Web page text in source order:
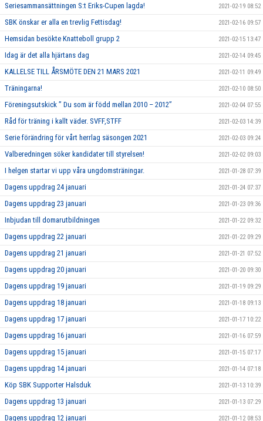
Seriesammansättningen S:t Eriks-Cupen lagda! 2021-02-19 08:52
SBK önskar er alla en trevlig Fettisdag! 2021-02-16 09:57
Hemsidan besökte Knatteboll grupp 2 2021-02-15 13:47
Idag är det alla hjärtans dag 2021-02-14 09:45
KALLELSE TILL ÅRSMÖTE DEN 21 MARS 2021 2021-02-11 09:49
Träningarna! 2021-02-10 08:50
Föreningsutskick ” Du som är född mellan 2010 – 2012” 2021-02-04 07:55
Råd för träning i kallt väder. SVFF,STFF 2021-02-03 14:39
Serie förändring för vårt herrlag säsongen 2021 2021-02-03 09:24
Valberedningen söker kandidater till styrelsen! 2021-02-02 09:03
I helgen startar vi upp våra ungdomsträningar. 2021-01-28 07:39
Dagens uppdrag 24 januari 2021-01-24 07:37
Dagens uppdrag 23 januari 2021-01-23 09:36
Inbjudan till domarutbildningen 2021-01-22 09:32
Dagens uppdrag 22 januari 2021-01-22 09:29
Dagens uppdrag 21 januari 2021-01-21 07:52
Dagens uppdrag 20 januari 2021-01-20 09:30
Dagens uppdrag 19 januari 2021-01-19 09:29
Dagens uppdrag 18 januari 2021-01-18 09:13
Dagens uppdrag 17 januari 2021-01-17 10:22
Dagens uppdrag 16 januari 2021-01-16 07:59
Dagens uppdrag 15 januari 2021-01-15 07:17
Dagens uppdrag 14 januari 2021-01-14 07:18
Köp SBK Supporter Halsduk 2021-01-13 10:39
Dagens uppdrag 13 januari 2021-01-13 07:29
Dagens uppdrag 12 januari 2021-01-12 08:53